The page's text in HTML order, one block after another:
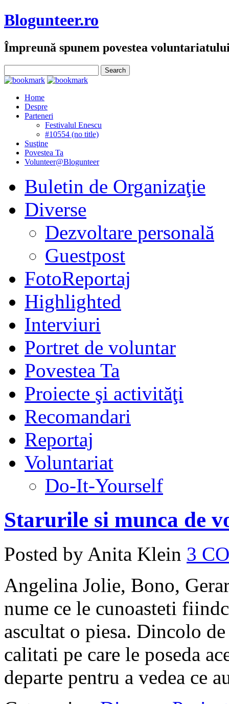
Blogunteer.ro
Împreună spunem povestea
Home
Despre
Parteneri
Festivalul Enescu
#10554 (no title)
Susţine
Povestea Ta
Volunteer@Blogunteer
Buletin de Organizaţie
Diverse
Dezvoltare personală
Guestpost
FotoReportaj
Highlighted
Interviuri
Portret de voluntar
Povestea Ta
Proiecte şi activităţi
Recomandari
Reportaj
Voluntariat
Do-It-Yourself
Starurile si munca de
Posted by Anita Klein 3
Angelina Jolie, Bono,
nume ce le cunoasteti
ascultat o piesa. Dincolo
calitati pe care le poseda
departe pentru a vedea ce